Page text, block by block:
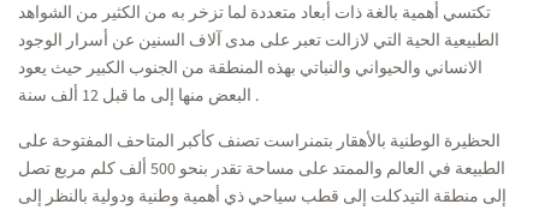
تكتسي أهمية بالغة ذات أبعاد متعددة لما تزخر به من الكثير من الشواهد
الطبيعية الحية التي لازالت تعبر على مدى آلاف السنين عن أسرار الوجود
الانساني والحيواني والنباتي بهذه المنطقة من الجنوب الكبير حيث يعود
البعض منها إلى ما قبل 12 ألف سنة .
الحظيرة الوطنية بالأهقار بتمنراست تصنف كأكبر المتاحف المفتوحة على
الطبيعة في العالم والممتد على مساحة تقدر بنحو 500 ألف كلم مربع تصل
إلى منطقة التيدكلت إلى قطب سياحي ذي أهمية وطنية ودولية بالنظر إلى